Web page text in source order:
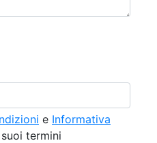
e Informativa
termini